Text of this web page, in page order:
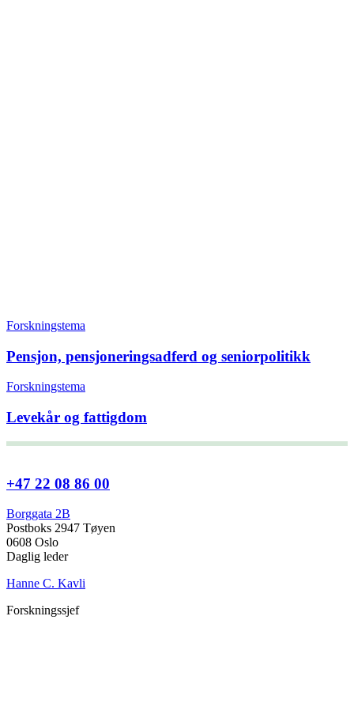
Forskningstema
Pensjon, pensjoneringsadferd og seniorpolitikk
Forskningstema
Levekår og fattigdom
+47 22 08 86 00
Borggata 2B
Postboks 2947 Tøyen
0608 Oslo
Daglig leder
Hanne C. Kavli
Forskningssjef